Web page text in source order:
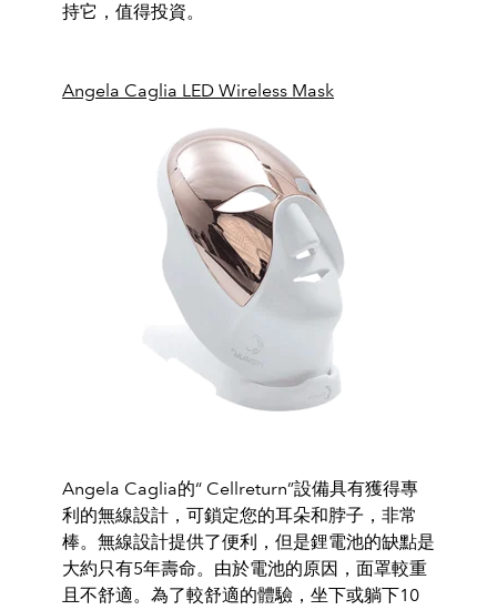
持它， 值得投資。
Angela Caglia LED Wireless Mask
Angela Caglia的“ Cellreturn”設備具有獲得專
利的無線設計， 可鎖定您的耳朵和脖子，非常
棒。無線設計提供了便利， 但是鋰電池的缺點是
大約只有5年壽命。由於電池的原因， 面罩較重
且不舒適。為了較舒適的體驗，坐下或躺下10